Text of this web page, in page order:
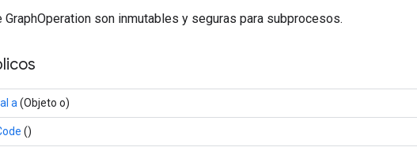
GraphOperation son inmutables y seguras para subprocesos.
a (Objeto o)
()